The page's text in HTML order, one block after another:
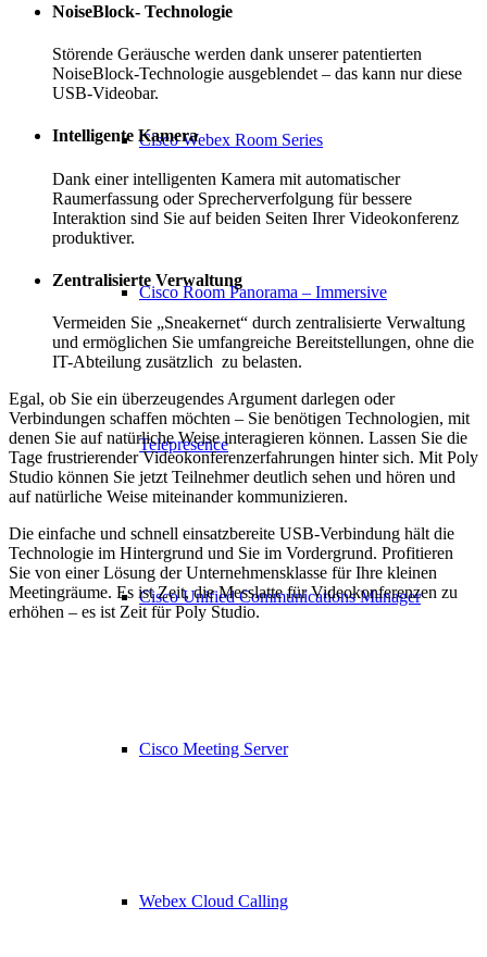
Cisco Webex Room Series
Cisco Room Panorama – Immersive
Telepresence
Cisco Unified Communications Manager
Cisco Meeting Server
Webex Cloud Calling
NoiseBlock- Technologie
Störende Geräusche werden dank unserer patentierten
NoiseBlock-Technologie ausgeblendet – das kann nur diese
USB-Videobar.
Intelligente Kamera
Dank einer intelligenten Kamera mit automatischer
Raumerfassung oder Sprecherverfolgung für bessere
Interaktion sind Sie auf beiden Seiten Ihrer Videokonferenz
produktiver.
Zentralisierte Verwaltung
Vermeiden Sie „Sneakernet“ durch zentralisierte Verwaltung
und ermöglichen Sie umfangreiche Bereitstellungen, ohne die
IT-Abteilung zusätzlich zu belasten.
Egal, ob Sie ein überzeugendes Argument darlegen oder
Verbindungen schaffen möchten – Sie benötigen Technologien, mit
denen Sie auf natürliche Weise interagieren können. Lassen Sie die
Tage frustrierender Videokonferenzerfahrungen hinter sich. Mit Poly
Studio können Sie jetzt Teilnehmer deutlich sehen und hören und
auf natürliche Weise miteinander kommunizieren.
Die einfache und schnell einsatzbereite USB-Verbindung hält die
Technologie im Hintergrund und Sie im Vordergrund. Profitieren
Sie von einer Lösung der Unternehmensklasse für Ihre kleinen
Meetingräume. Es ist Zeit, die Messlatte für Videokonferenzen zu
erhöhen – es ist Zeit für Poly Studio.